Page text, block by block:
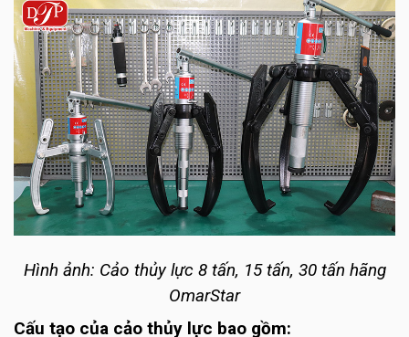
Hình ảnh: Cảo thủy lực 8 tấn, 15 tấn, 30 tấn hãng
OmarStar
Cấu tạo của cảo thủy lực bao gồm: